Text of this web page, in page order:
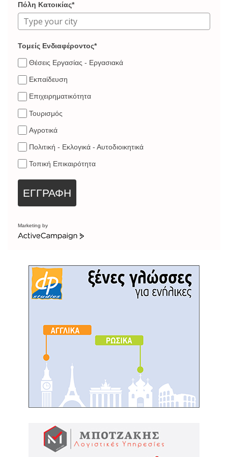
Πόλη Κατοικίας*
Τομείς Ενδιαφέροντος*
Θέσεις Εργασίας - Εργασιακά
Εκπαίδευση
Επιχειρηματικότητα
Τουρισμός
Αγροτικά
Πολιτική - Εκλογικά - Αυτοδιοικητικά
Τοπική Επικαιρότητα
ΕΓΓΡΑΦΗ
Marketing by